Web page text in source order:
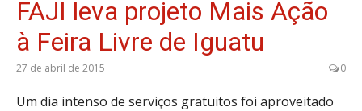
FAJI leva projeto Mais Ação
à Feira Livre de Iguatu
27 de abril de 2015 0
Um dia intenso de serviços gratuitos foi aproveitado